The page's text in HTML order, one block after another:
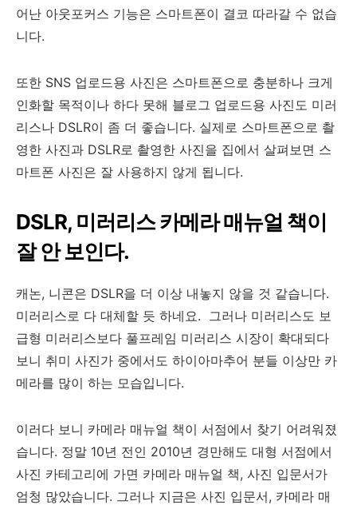
어난 아웃포커스 기능은 스마트폰이 결코 따라갈 수 없습
니다.
또한 SNS 업로드용 사진은 스마트폰으로 충분하나 크게
인화할 목적이나 하다 못해 블로그 업로드용 사진도 미러
리스나 DSLR이 좀 더 좋습니다. 실제로 스마트폰으로 촬
영한 사진과 DSLR로 촬영한 사진을 집에서 살펴보면 스
마트폰 사진은 잘 사용하지 않게 됩니다.
DSLR, 미러리스 카메라 매뉴얼 책이
잘 안 보인다.
캐논, 니콘은 DSLR을 더 이상 내놓지 않을 것 같습니다.
미러리스로 다 대체할 듯 하네요. 그러나 미러리스도 보
급형 미러리스보다 풀프레임 미러리스 시장이 확대되다
보니 취미 사진가 중에서도 하이아마추어 분들 이상만 카
메라를 많이 하는 모습입니다.
이러다 보니 카메라 매뉴얼 책이 서점에서 찾기 어려워졌
습니다. 정말 10년 전인 2010년 경만해도 대형 서점에서
사진 카테고리에 가면 카메라 매뉴얼 책, 사진 입문서가
엄청 많았습니다. 그러나 지금은 사진 입문서, 카메라 매